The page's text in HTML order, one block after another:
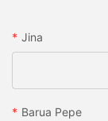
Jina
Barua Pepe